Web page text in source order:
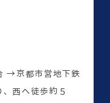
→京都市営地下鉄
西へ徒歩約５